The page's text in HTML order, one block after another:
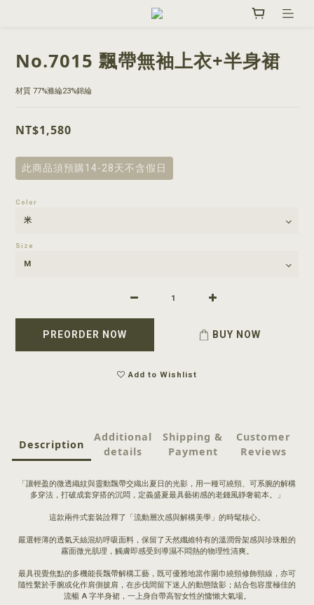
No.7015 飄帶無袖上衣+半身裙
材質 77%滌綸23%錦綸
NT$1,580
此商品須預購14-28天不含假日
Color
Size
PREORDER NOW BUY NOW
Add to Wishlist
Description
Additional
details
Shipping &
Payment
Customer
Reviews
「讓輕盈的微透織紋與靈動飄帶交織出夏日的光影，用一種可繞頸、可系腕的解構
多穿法，打破成套穿搭的沉悶，定義盛夏最具藝術感的老錢風靜奢範本。」
這款兩件式套裝詮釋了「流動層次感與解構美學」的時髦核心。
嚴選輕薄的透氣天絲混紡呼吸面料，保留了天然纖維特有的溫潤骨架感與珍珠般的
霧面微光肌理，觸膚即感受到導濕不悶熱的物理性清爽。
最具視覺焦點的多機能長飄帶解構工藝，既可優雅地當作圍巾繞頸修飾頸線，亦可
隨性繫於手腕或化作肩側披肩，在步伐間留下迷人的動態陰影；結合包容度極佳的
流暢 A 字半身裙，一上身自帶高智女性的慵懶大氣場。